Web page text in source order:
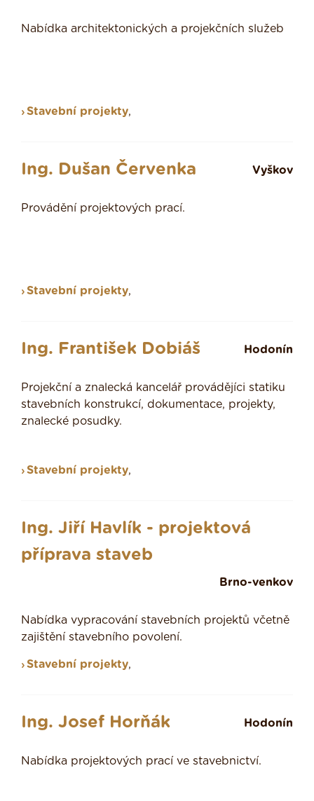
Nabídka architektonických a projekčních služeb
Stavební projekty,
Ing. Dušan Červenka Vyškov
Provádění projektových prací.
Stavební projekty,
Ing. František Dobiáš Hodonín
Projekční a znalecká kancelář provádějíci statiku
stavebních konstrukcí, dokumentace, projekty,
znalecké posudky.
Stavební projekty,
Ing. Jiří Havlík - projektová
příprava staveb
Brno-venkov
Nabídka vypracování stavebních projektů včetně
zajištění stavebního povolení.
Stavební projekty,
Ing. Josef Horňák Hodonín
Nabídka projektových prací ve stavebnictví.